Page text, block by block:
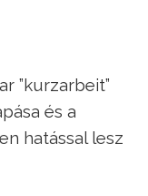
”kurzarbeit”
és a
hatással lesz